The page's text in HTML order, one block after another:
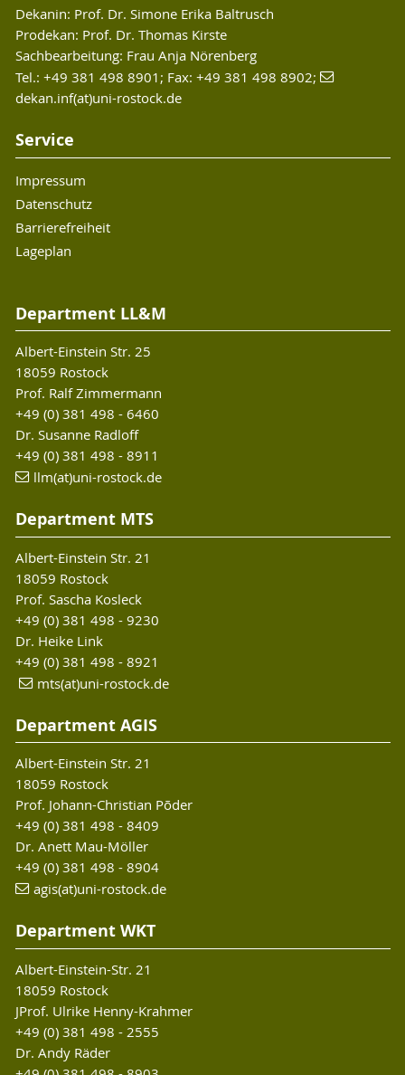
Details
Den Zugang zum Video finden Sie oben im linken
Menü unter Videoarchiv "Digitale
Hermeneutik" (nur für Mitglieder der Universität
Dekanin: Prof. Dr. Simone Erika Baltrusch
Prodekan: Prof. Dr. Thomas Kirste
Sachbearbeitung: Frau Anja Nörenberg
Tel.: +49 381 498 8901; Fax: +49 381 498 8902;
dekan.inf(at)uni-rostock.de
Service
Impressum
Datenschutz
Barrierefreiheit
Lageplan
Department LL&M
Albert-Einstein Str. 25
18059 Rostock
Prof. Ralf Zimmermann
+49 (0) 381 498 - 6460
Dr. Susanne Radloff
+49 (0) 381 498 - 8911
llm(at)uni-rostock.de
Department MTS
Albert-Einstein Str. 21
18059 Rostock
Prof. Sascha Kosleck
+49 (0) 381 498 - 9230
Dr. Heike Link
+49 (0) 381 498 - 8921
mts(at)uni-rostock.de
Department AGIS
Albert-Einstein Str. 21
18059 Rostock
Prof. Johann-Christian Põder
+49 (0) 381 498 - 8409
Dr. Anett Mau-Möller
+49 (0) 381 498 - 8904
agis(at)uni-rostock.de
Department WKT
Albert-Einstein-Str. 21
18059 Rostock
JProf. Ulrike Henny-Krahmer
+49 (0) 381 498 - 2555
Dr. Andy Räder